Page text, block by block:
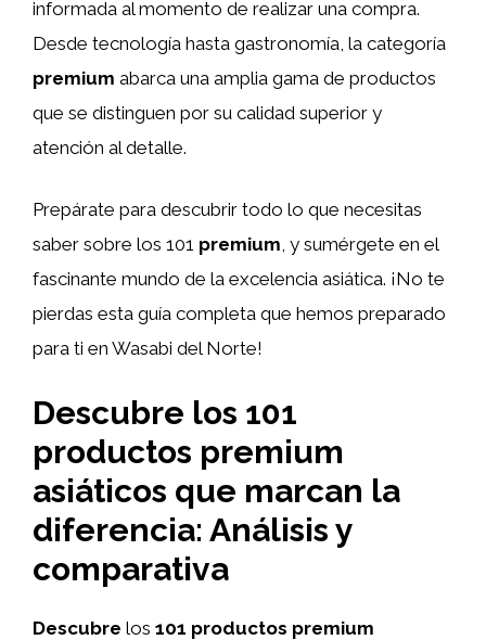
informada al momento de realizar una compra.
Desde tecnología hasta gastronomía, la categoría
premium abarca una amplia gama de productos
que se distinguen por su calidad superior y
atención al detalle.
Prepárate para descubrir todo lo que necesitas
saber sobre los 101 premium, y sumérgete en el
fascinante mundo de la excelencia asiática. ¡No te
pierdas esta guía completa que hemos preparado
para ti en Wasabi del Norte!
Descubre los 101
productos premium
asiáticos que marcan la
diferencia: Análisis y
comparativa
Descubre los 101 productos premium